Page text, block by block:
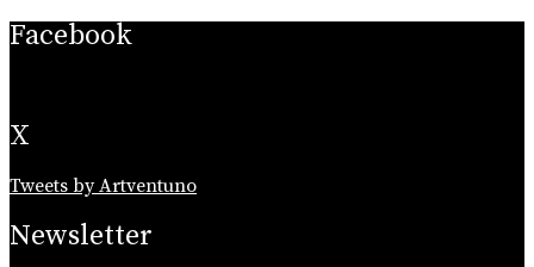
Facebook
X
Tweets by Artventuno
Newsletter